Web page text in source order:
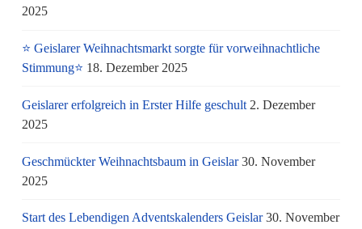
2025
⭐ Geislarer Weihnachtsmarkt sorgte für vorweihnachtliche
Stimmung⭐ 18. Dezember 2025
Geislarer erfolgreich in Erster Hilfe geschult 2. Dezember
2025
Geschmückter Weihnachtsbaum in Geislar 30. November
2025
Start des Lebendigen Adventskalenders Geislar 30. November